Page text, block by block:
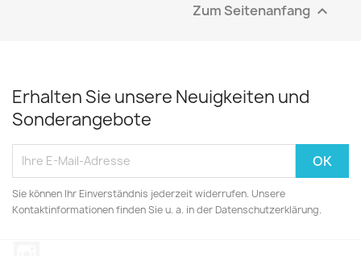
Zum Seitenanfang 
Erhalten Sie unsere Neuigkeiten und
Sonderangebote
Sie können Ihr Einverständnis jederzeit widerrufen. Unsere
Kontaktinformationen finden Sie u. a. in der Datenschutzerklärung.